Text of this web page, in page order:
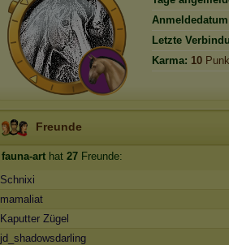
Letzte
Karma: 10
Freunde
fauna-art hat 27 Freunde:
Schnixi
mamaliat
Kaputter Zügel
jd_shadowsdarling